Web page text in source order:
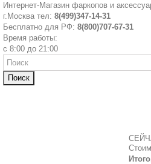
Интернет-Магазин фаркопов и
г.Москва тел: 8(499)347-14-31
Бесплатно для РФ: 8(800)707-67-31
Время работы:
с 8:00 до 21:00
Поиск